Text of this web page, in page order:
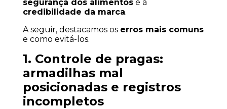
segurança dos alimentos
credibilidade da marca.
A seguir, destacamos os erros mais comuns
e como evitá-los.
1. Controle de pragas:
armadilhas mal
posicionadas e registros
incompletos